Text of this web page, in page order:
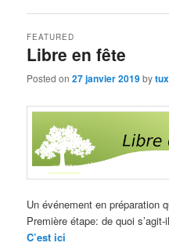
Libre en fête
FEATURED
Posted on27 janvier 2019by
Un événement en préparation
Première étape: de quoi s’agit-
C’est ici